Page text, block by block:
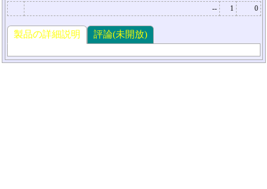
-- 1 0
製品の詳細説明 評論(未開放)